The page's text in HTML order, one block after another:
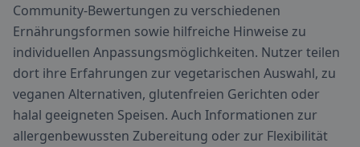
Community-Bewertungen zu verschiedenen
Ernährungsformen sowie hilfreiche Hinweise zu
individuellen Anpassungsmöglichkeiten. Nutzer teilen
dort ihre Erfahrungen zur vegetarischen Auswahl, zu
veganen Alternativen, glutenfreien Gerichten oder
halal geeigneten Speisen. Auch Informationen zur
allergenbewussten Zubereitung oder zur Flexibilität